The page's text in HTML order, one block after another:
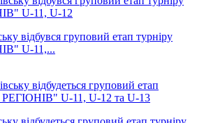
відбувся груповий етап турніру
U-11,...